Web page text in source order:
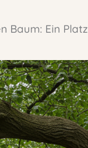
Baum: Ein